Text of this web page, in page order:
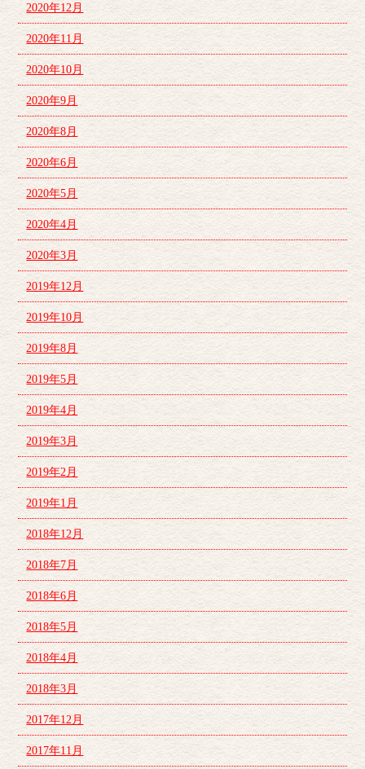
2020年12月
2020年11月
2020年10月
2020年9月
2020年8月
2020年6月
2020年5月
2020年4月
2020年3月
2019年12月
2019年10月
2019年8月
2019年5月
2019年4月
2019年3月
2019年2月
2019年1月
2018年12月
2018年7月
2018年6月
2018年5月
2018年4月
2018年3月
2017年12月
2017年11月